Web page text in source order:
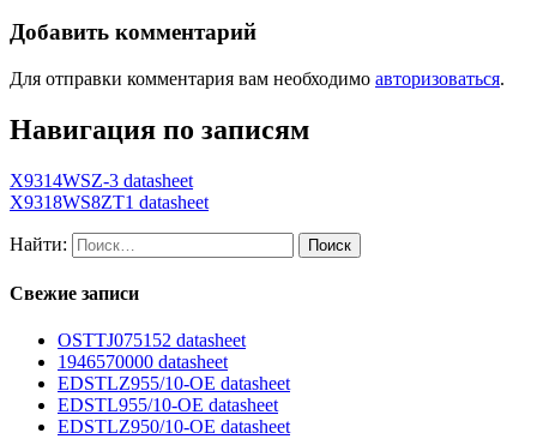
Добавить комментарий
Для отправки комментария вам необходимо авторизоваться.
Навигация по записям
X9314WSZ-3 datasheet
X9318WS8ZT1 datasheet
Найти:
Свежие записи
OSTTJ075152 datasheet
1946570000 datasheet
EDSTLZ955/10-OE datasheet
EDSTL955/10-OE datasheet
EDSTLZ950/10-OE datasheet